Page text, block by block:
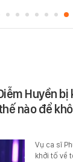
Huyền bị
nào để
Vụ ca sĩ
khởi tố về